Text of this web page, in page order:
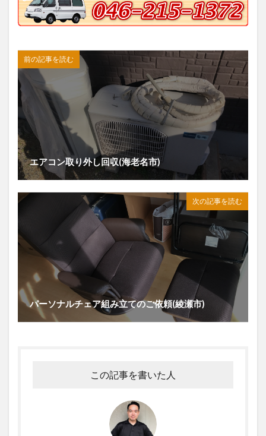
前の記事を読む
エアコン取り外し回収(海老名市)
次の記事を読む
パーソナルチェア組み立てのご依頼(綾瀬市)
この記事を書いた人